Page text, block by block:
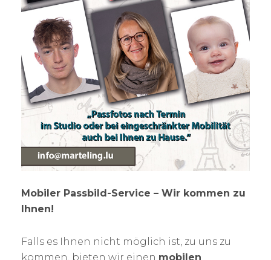
Mobiler Passbild-Service – Wir kommen zu
Ihnen!
Falls es Ihnen nicht möglich ist, zu uns zu
kommen, bieten wir einen mobilen